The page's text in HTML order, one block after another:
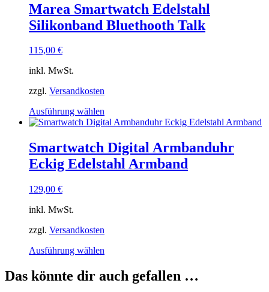
Marea Smartwatch Edelstahl
Silikonband Bluethooth Talk
115,00 €
inkl. MwSt.
zzgl. Versandkosten
Ausführung wählen
Produkt
mehrere
Varianten
auf.
werden
Smartwatch Digital Armbanduhr
Eckig Edelstahl Armband
129,00 €
inkl. MwSt.
zzgl. Versandkosten
Ausführung wählen
weist
mehrere
Das könnte dir auch gefallen …